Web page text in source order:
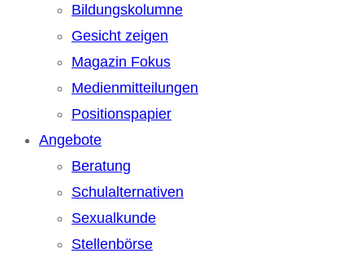
Bildungskolumne
Gesicht zeigen
Magazin Fokus
Medienmitteilungen
Positionspapier
Angebote
Beratung
Schulalternativen
Sexualkunde
Stellenbörse